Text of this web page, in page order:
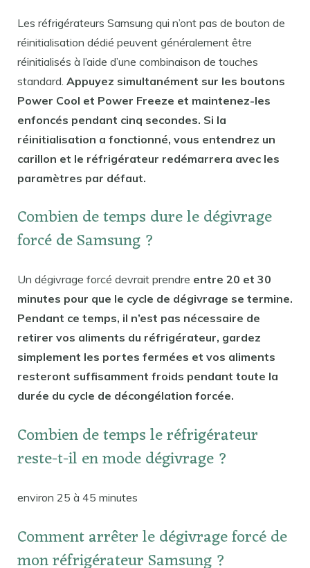
Les réfrigérateurs Samsung qui n’ont pas de bouton de
réinitialisation dédié peuvent généralement être
réinitialisés à l’aide d’une combinaison de touches
standard. Appuyez simultanément sur les boutons
Power Cool et Power Freeze et maintenez-les
enfoncés pendant cinq secondes. Si la
réinitialisation a fonctionné, vous entendrez un
carillon et le réfrigérateur redémarrera avec les
paramètres par défaut.
Combien de temps dure le dégivrage
forcé de Samsung ?
Un dégivrage forcé devrait prendre entre 20 et 30
minutes pour que le cycle de dégivrage se termine.
Pendant ce temps, il n’est pas nécessaire de
retirer vos aliments du réfrigérateur, gardez
simplement les portes fermées et vos aliments
resteront suffisamment froids pendant toute la
durée du cycle de décongélation forcée.
Combien de temps le réfrigérateur
reste-t-il en mode dégivrage ?
environ 25 à 45 minutes
Comment arrêter le dégivrage forcé de
mon réfrigérateur Samsung ?